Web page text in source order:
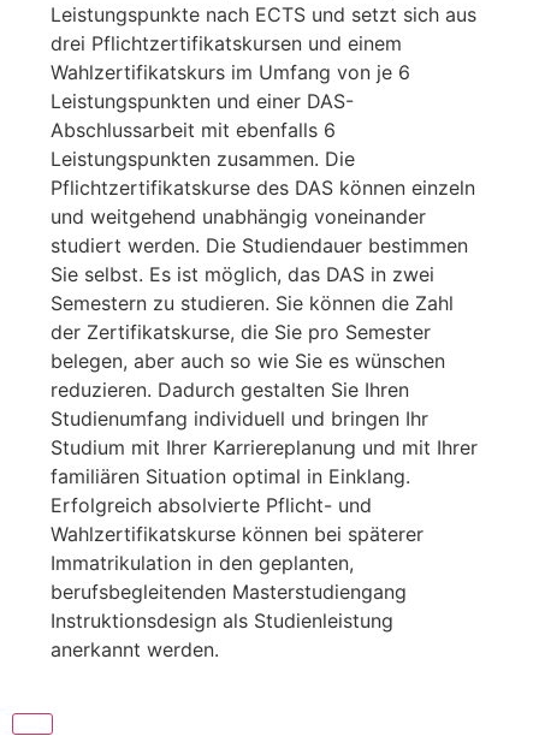
Leistungspunkte nach ECTS und setzt sich aus
drei Pflichtzertifikatskursen und einem
Wahlzertifikatskurs im Umfang von je 6
Leistungspunkten und einer DAS-
Abschlussarbeit mit ebenfalls 6
Leistungspunkten zusammen. Die
Pflichtzertifikatskurse des DAS können einzeln
und weitgehend unabhängig voneinander
studiert werden. Die Studiendauer bestimmen
Sie selbst. Es ist möglich, das DAS in zwei
Semestern zu studieren. Sie können die Zahl
der Zertifikatskurse, die Sie pro Semester
belegen, aber auch so wie Sie es wünschen
reduzieren. Dadurch gestalten Sie Ihren
Studienumfang individuell und bringen Ihr
Studium mit Ihrer Karriereplanung und mit Ihrer
familiären Situation optimal in Einklang.
Erfolgreich absolvierte Pflicht- und
Wahlzertifikatskurse können bei späterer
Immatrikulation in den geplanten,
berufsbegleitenden Masterstudiengang
Instruktionsdesign als Studienleistung
anerkannt werden.